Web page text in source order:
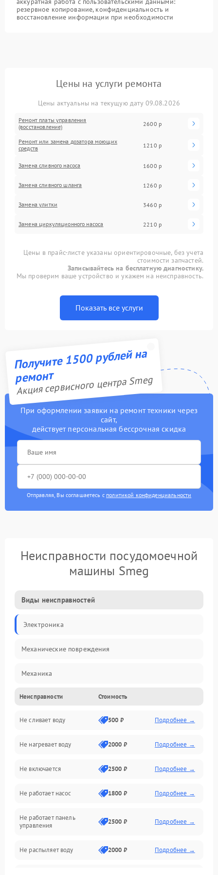
резервное копирование, конфиденциальность и
восстановление информации при необходимости
Цены на услуги ремонта
Цены актуальны на текущую дату 09.08.2026
Ремонт платы управления
(восстановление)
2600 р
Ремонт или замена дозатора моющих
средств
1210 р
Замена сливного насоса 1600 р
Замена сливного шланга 1260 р
Замена улитки 3460 р
Замена циркуляционного насоса 2210 р
Цены в прайс-листе указаны ориентировочные, без учета
стоимости запчастей.
Записывайтесь на бесплатную диагностику.
Мы проверим ваше устройство и укажем на неисправность.
Показать все услуги
Получите 1500 рублей на
ремонт
Акция сервисного центра Smeg
При оформлении заявки на ремонт техники через
сайт,
действует персональная бессрочная скидка
Отправляя, Вы соглашаетесь с политикой конфиденциальности
Неисправности посудомоечной
машины Smeg
Виды неисправностей
Электроника
Механические повреждения
Механика
Управление
Электропитание
Датчики
Нагрев
Вода
Гигиена
Программное обеспечение
Неисправности Стоимость
Не сливает воду 500 ₽ Подробнее →
Не нагревает воду 2000 ₽ Подробнее →
Не включается 2500 ₽ Подробнее →
Не работает насос 1800 ₽ Подробнее →
Не работает панель
управления
2500 ₽ Подробнее →
Не распыляет воду 2000 ₽ Подробнее →